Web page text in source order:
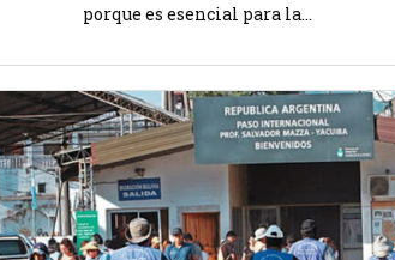
porque es esencial para la...